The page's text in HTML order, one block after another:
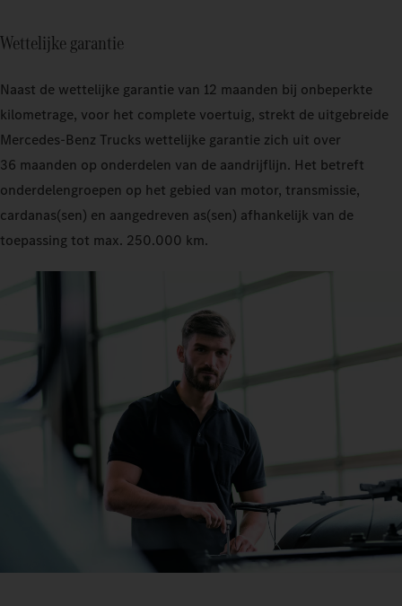
Wettelijke garantie
Naast de wettelijke garantie van 12 maanden bij onbeperkte
kilometrage, voor het complete voertuig, strekt de uitgebreide
Mercedes-Benz Trucks wettelijke garantie zich uit over
36 maanden op onderdelen van de aandrijflijn. Het betreft
onderdelengroepen op het gebied van motor, transmissie,
cardanas(sen) en aangedreven as(sen) afhankelijk van de
toepassing tot max. 250.000 km.